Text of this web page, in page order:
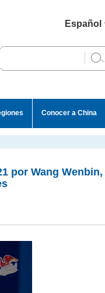
Español
English
Conocer a China
por Wang Wenbin,